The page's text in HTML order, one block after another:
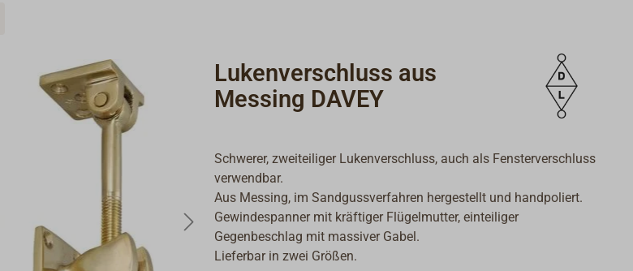
Lukenverschluss aus
Messing DAVEY
Schwerer, zweiteiliger Lukenverschluss, auch als Fensterverschluss
verwendbar.
Aus Messing, im Sandgussverfahren hergestellt und handpoliert.
Gewindespanner mit kräftiger Flügelmutter, einteiliger
Gegenbeschlag mit massiver Gabel.
Lieferbar in zwei Größen.